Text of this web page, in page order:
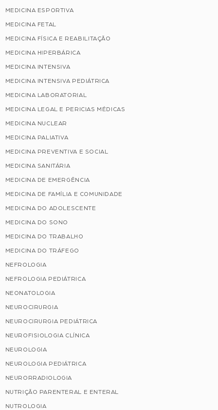
MEDICINA ESPORTIVA
MEDICINA FETAL
MEDICINA FÍSICA E REABILITAÇÃO
MEDICINA HIPERBÁRICA
MEDICINA INTENSIVA
MEDICINA INTENSIVA PEDIÁTRICA
MEDICINA LABORATORIAL
MEDICINA LEGAL E PERICIAS MÉDICAS
MEDICINA NUCLEAR
MEDICINA PALIATIVA
MEDICINA PREVENTIVA E SOCIAL
MEDICINA SANITÁRIA
MEDICINA DE EMERGÊNCIA
MEDICINA DE FAMÍLIA E COMUNIDADE
MEDICINA DO ADOLESCENTE
MEDICINA DO SONO
MEDICINA DO TRABALHO
MEDICINA DO TRÁFEGO
NEFROLOGIA
NEFROLOGIA PEDIÁTRICA
NEONATOLOGIA
NEUROCIRURGIA
NEUROCIRURGIA PEDIÁTRICA
NEUROFISIOLOGIA CLÍNICA
NEUROLOGIA
NEUROLOGIA PEDIÁTRICA
NEURORRADIOLOGIA
NUTRIÇÃO PARENTERAL E ENTERAL
NUTROLOGIA